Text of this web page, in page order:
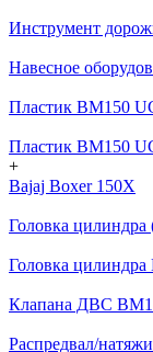
Инструмент
Навесное
Пластик BM150
Пластик BM150
+
Bajaj Boxer 150X
Головка
Головка
Клапана ДВС
Распредвал/